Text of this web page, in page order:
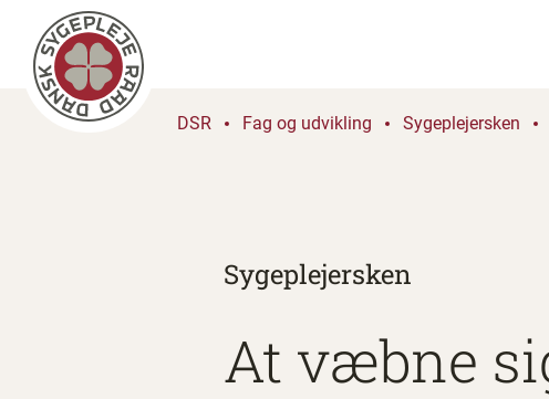
DSR Fag og udvikling Sygeplejersken
Sygeplejersken
At væbne